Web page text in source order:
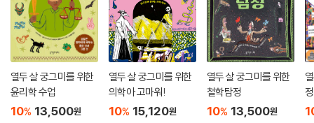
열두 살 궁그미를 위한
윤리학 수업
10% 13,500원
열두 살 궁그미를 위한
의학아 고마워!
10% 15,120원
열두 살 궁그미를 위한
철학탐정
10% 13,500원